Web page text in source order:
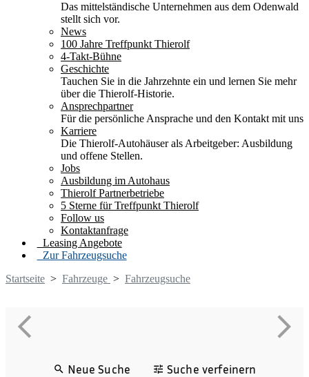
Das mittelständische Unternehmen aus dem Odenwald
stellt sich vor.
News
100 Jahre Treffpunkt Thierolf
4-Takt-Bühne
Geschichte
Tauchen Sie in die Jahrzehnte ein und lernen Sie mehr
über die Thierolf-Historie.
Ansprechpartner
Für die persönliche Ansprache und den Kontakt mit uns
Karriere
Die Thierolf-Autohäuser als Arbeitgeber: Ausbildung
und offene Stellen.
Jobs
Ausbildung im Autohaus
Thierolf Partnerbetriebe
5 Sterne für Treffpunkt Thierolf
Follow us
Kontaktanfrage
Leasing Angebote
Zur Fahrzeugsuche
Startseite > Fahrzeuge > Fahrzeugsuche
Neue Suche
Suche verfeinern